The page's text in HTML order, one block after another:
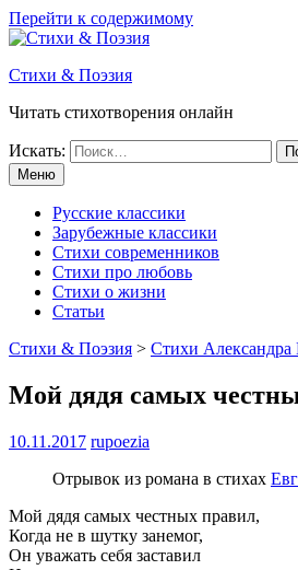
Перейти к содержимому
Стихи & Поэзия
Читать стихотворения онлайн
Искать:
Меню
Русские классики
Зарубежные классики
Стихи современников
Стихи про любовь
Стихи о жизни
Статьи
Стихи & Поэзия > Стихи
Мой дядя самых
10.11.2017 rupoezia
Отрывок из романа в стихах
Мой дядя самых честных правил,
Когда не в шутку занемог,
Он уважать себя заставил